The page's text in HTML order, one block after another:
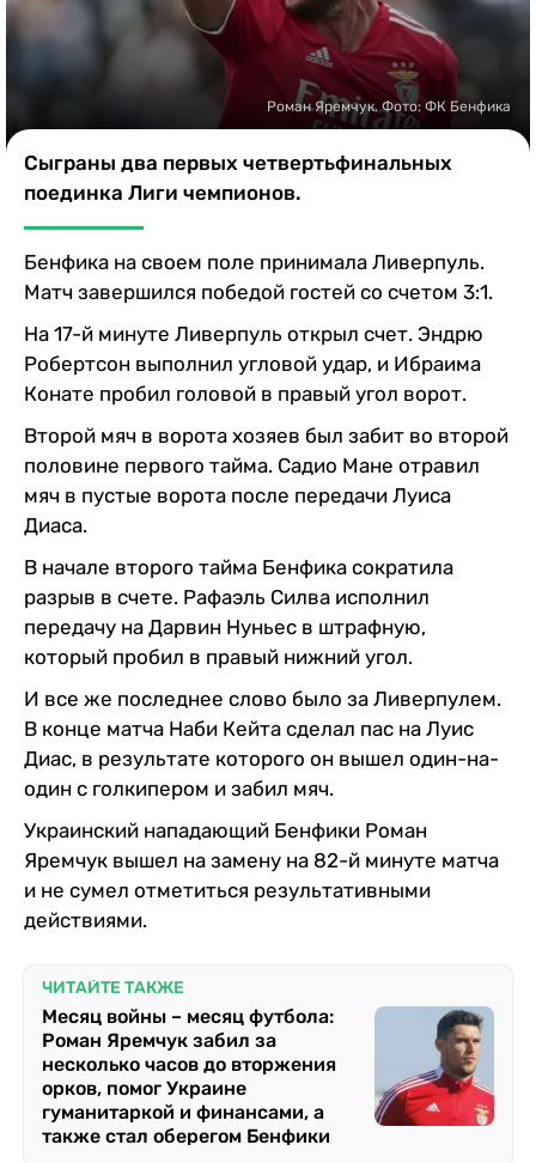
Казино
Роман Яремчук. Фото: ФК Бенфика
Сыграны два первых четвертьфинальных
поединка Лиги чемпионов.
Бенфика на своем поле принимала Ливерпуль.
Матч завершился победой гостей со счетом 3:1.
На 17-й минуте Ливерпуль открыл счет. Эндрю
Робертсон выполнил угловой удар, и Ибраима
Конате пробил головой в правый угол ворот.
Второй мяч в ворота хозяев был забит во второй
половине первого тайма. Садио Мане отравил
мяч в пустые ворота после передачи Луиса
Диаса.
В начале второго тайма Бенфика сократила
разрыв в счете. Рафаэль Силва исполнил
передачу на Дарвин Нуньес в штрафную,
который пробил в правый нижний угол.
И все же последнее слово было за Ливерпулем.
В конце матча Наби Кейта сделал пас на Луис
Диас, в результате которого он вышел один-на-
один с голкипером и забил мяч.
Украинский нападающий Бенфики Роман
Яремчук вышел на замену на 82-й минуте матча
и не сумел отметиться результативными
действиями.
ЧИТАЙТЕ ТАКЖЕ
Месяц войны – месяц футбола:
Роман Яремчук забил за
несколько часов до вторжения
орков, помог Украине
гуманитаркой и финансами, а
также стал оберегом Бенфики